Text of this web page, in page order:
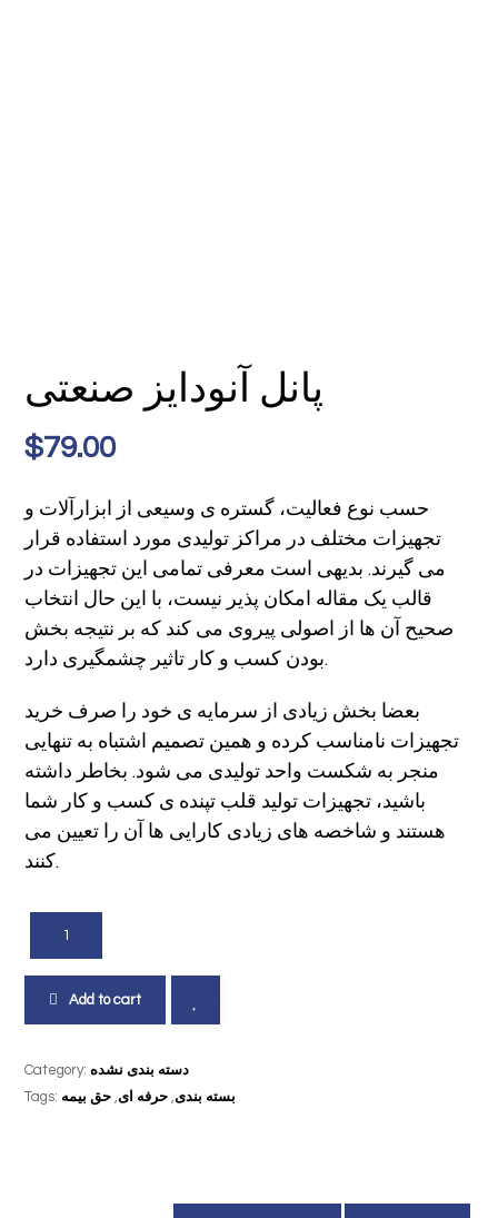
پانل آنودایز صنعتی
$79.00
حسب نوع فعالیت، گستره ی وسیعی از ابزارآلات و
تجهیزات مختلف در مراکز تولیدی مورد استفاده قرار
می گیرند. بدیهی است معرفی تمامی این تجهیزات در
قالب یک مقاله امکان پذیر نیست، با این حال انتخاب
صحیح آن ها از اصولی پیروی می کند که بر نتیجه بخش
بودن کسب و کار تاثیر چشمگیری دارد.
بعضا بخش زیادی از سرمایه ی خود را صرف خرید
تجهیزات نامناسب کرده و همین تصمیم اشتباه به تنهایی
منجر به شکست واحد تولیدی می شود. بخاطر داشته
باشید، تجهیزات تولید قلب تپنده ی کسب و کار شما
هستند و شاخصه های زیادی کارایی ها آن را تعیین می
کنند.
Add to cart
Category:دسته بندی نشده
Tags:
بسته بندی, حرفه ای, حق بیمه